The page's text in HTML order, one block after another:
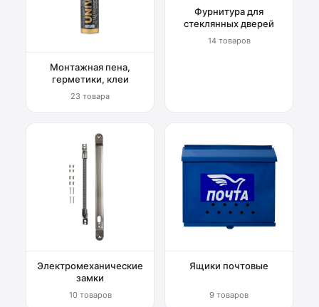
Монтажная пена,
герметики, клеи
23 товара
Фурнитура для
стеклянных дверей
14 товаров
Электромеханические
замки
10 товаров
Ящики почтовые
9 товаров